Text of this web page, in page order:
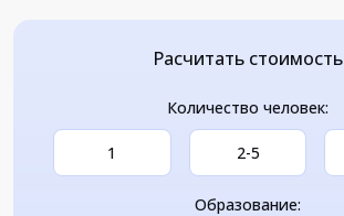
Расчитать стоимость
Количество человек:
1 2-5
Образование: